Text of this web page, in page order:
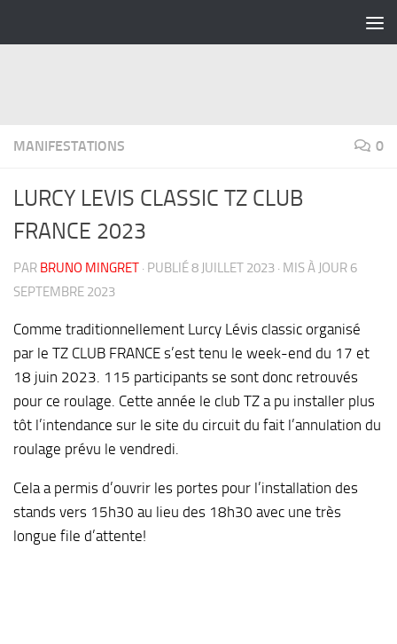
MANIFESTATIONS 0
LURCY LEVIS CLASSIC TZ CLUB
FRANCE 2023
PAR BRUNO MINGRET · PUBLIÉ8 JUILLET 2023 · MIS À JOUR 6
SEPTEMBRE 2023
Comme traditionnellement Lurcy Lévis classic organisé
par le TZ CLUB FRANCE s’est tenu le week-end du 17 et
18 juin 2023. 115 participants se sont donc retrouvés
pour ce roulage. Cette année le club TZ a pu installer plus
tôt l’intendance sur le site du circuit du fait l’annulation du
roulage prévu le vendredi.
Cela a permis d’ouvrir les portes pour l’installation des
stands vers 15h30 au lieu des 18h30 avec une très
longue file d’attente!